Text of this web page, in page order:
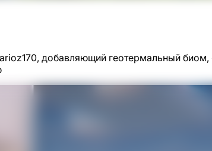
добавляющий геотермальный